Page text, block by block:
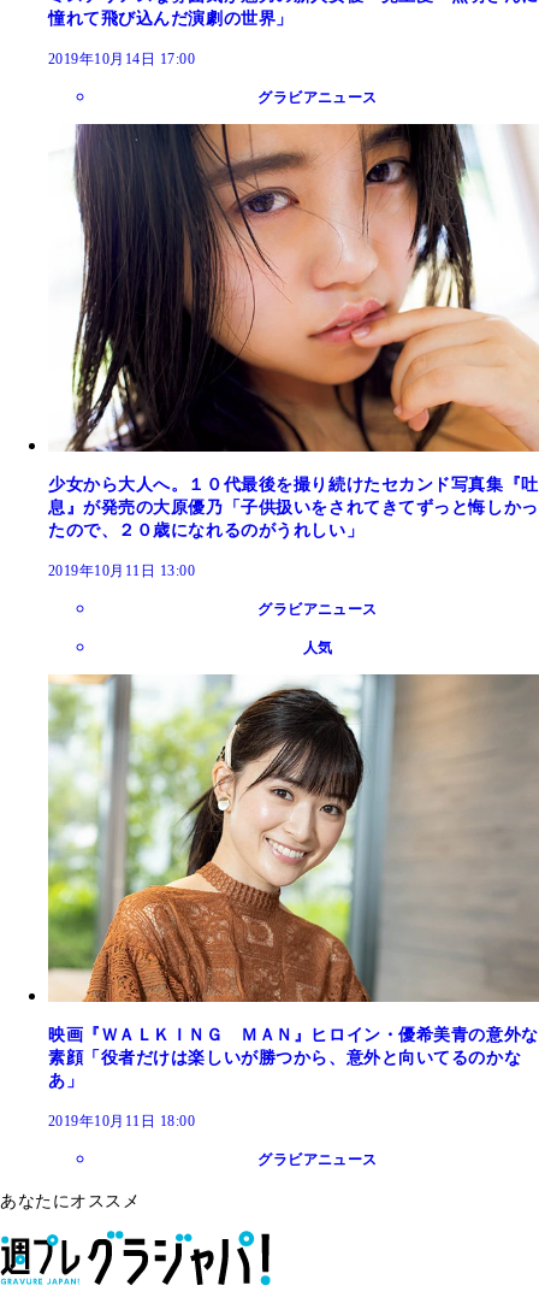
憧れて飛び込んだ演劇の世界」
2019年10月14日 17:00
グラビアニュース
少女から大人へ。１０代最後を撮り続けたセカンド写真集『吐
息』が発売の大原優乃「子供扱いをされてきてずっと悔しかっ
たので、２０歳になれるのがうれしい」
2019年10月11日 13:00
グラビアニュース
人気
映画『ＷＡＬＫＩＮＧ ＭＡＮ』ヒロイン・優希美青の意外な
素顔「役者だけは楽しいが勝つから、意外と向いてるのかな
あ」
2019年10月11日 18:00
グラビアニュース
あなたにオススメ